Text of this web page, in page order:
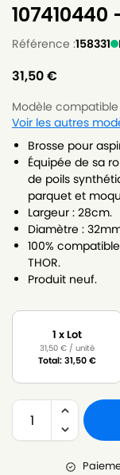
107410440
Référence :158331
31,50€
Modèle compatible
Voir les autres
Brosse pour
Équipée de sa
de poils
parquet et
Largeur : 28cm.
Diamètre :
100%
THOR.
Produit neuf.
1 x Lot
31,50€ / unité
Total:31,50€